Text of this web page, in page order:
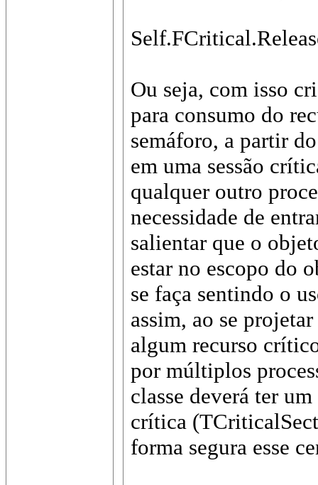
Ou seja, com isso
para consumo do
semáforo, a partir
em uma sessão
qualquer outro
necessidade de
salientar que o
estar no escopo do
se faça sentindo o
assim, ao se
algum recurso
por múltiplos
classe deverá ter
crítica
forma segura esse